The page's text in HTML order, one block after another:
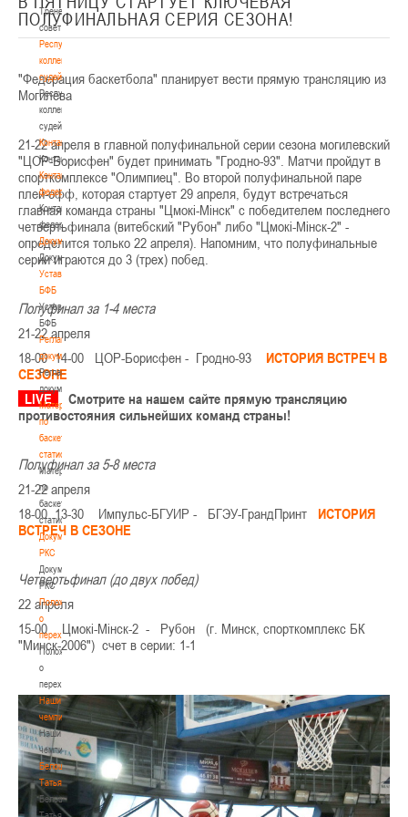
Тренерский
совет
Республиканская
коллегия
судей
Республиканская
коллегия
судей
Контакты
Контакты
Контакты
федерации
Контакты
федерации
Документы
Документы
Устав
БФБ
Устав
БФБ
Регламентирующие
документы
Регламентирующие
документы
Материалы
по
баскетбольной
статистике
Материалы
по
баскетбольной
статистике
Документы
РКС
Документы
РКС
Положение
о
переходах
Положение
о
переходах
Наши
чемпионы
Наши
чемпионы
Белошапко
Татьяна
Белошапко
Татьяна
ПОЛУФИНАЛЬНАЯ СЕРИЯ СЕЗОНА!
"Федерация баскетбола" планирует вести прямую трансляцию из
Могилева
21-22 апреля в главной полуфинальной серии сезона могилевский
"ЦОР-Борисфен" будет принимать "Гродно-93". Матчи пройдут в
спорткомплексе "Олимпиец". Во второй полуфинальной паре
плей-офф, которая стартует 29 апреля, будут встречаться
главная команда страны "Цмокi-Мiнск" с победителем последнего
четвертьфинала (витебский "Рубон" либо "Цмокi-Мiнск-2" -
определится только 22 апреля). Напомним, что полуфинальные
серии играются до 3 (трех) побед.
Полуфинал за 1-4 места
21-22 апреля
18-00 14-00 ЦОР-Борисфен - Гродно-93 ИСТОРИЯ ВСТРЕЧ В
СЕЗОНЕ
LIVE
Смотрите на нашем сайте прямую трансляцию
противостояния сильнейших команд страны!
Полуфинал за 5-8 места
21-22 апреля
18-00 13-30 Импульс-БГУИР - БГЭУ-ГрандПринт ИСТОРИЯ
ВСТРЕЧ В СЕЗОНЕ
Четвертьфинал (до двух побед)
22 апреля
15-00 Цмокi-Мiнск-2 - Рубон (г. Минск, спорткомплекс БК
"Минск-2006") счет в серии: 1-1